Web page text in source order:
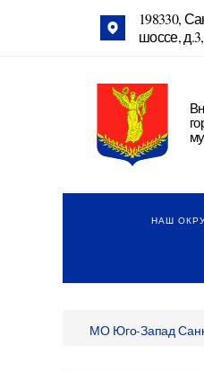
198330,
шоссе,
НАШ
МО Юго-Запад